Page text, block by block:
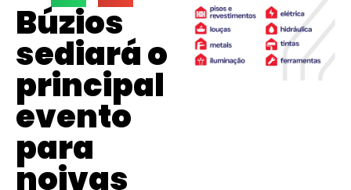
Búzios
sediará o
principal
evento
para
noivas